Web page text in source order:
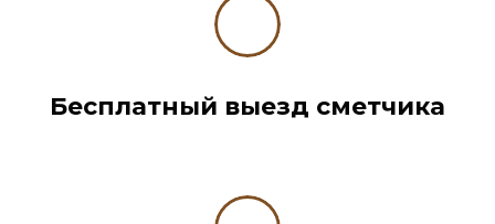
Бесплатный выезд сметчика